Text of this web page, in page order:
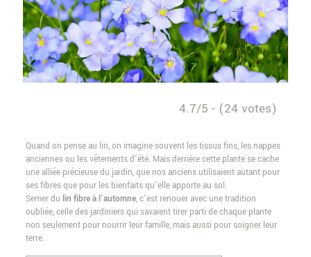
4.7/5 - (24 votes)
Quand on pense au lin, on imagine souvent les tissus fins, les nappes
anciennes ou les vêtements d’été. Mais derrière cette plante se cache
une alliée précieuse du jardin, que nos anciens utilisaient autant pour
ses fibres que pour les bienfaits qu’elle apporte au sol.
Semer du lin fibre à l’automne, c’est renouer avec une tradition
oubliée, celle des jardiniers qui savaient tirer parti de chaque plante
non seulement pour nourrir leur famille, mais aussi pour soigner leur
terre.